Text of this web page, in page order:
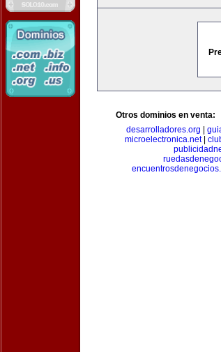
Otros dominios en venta:
desarrolladores.org
microelectronica.net|